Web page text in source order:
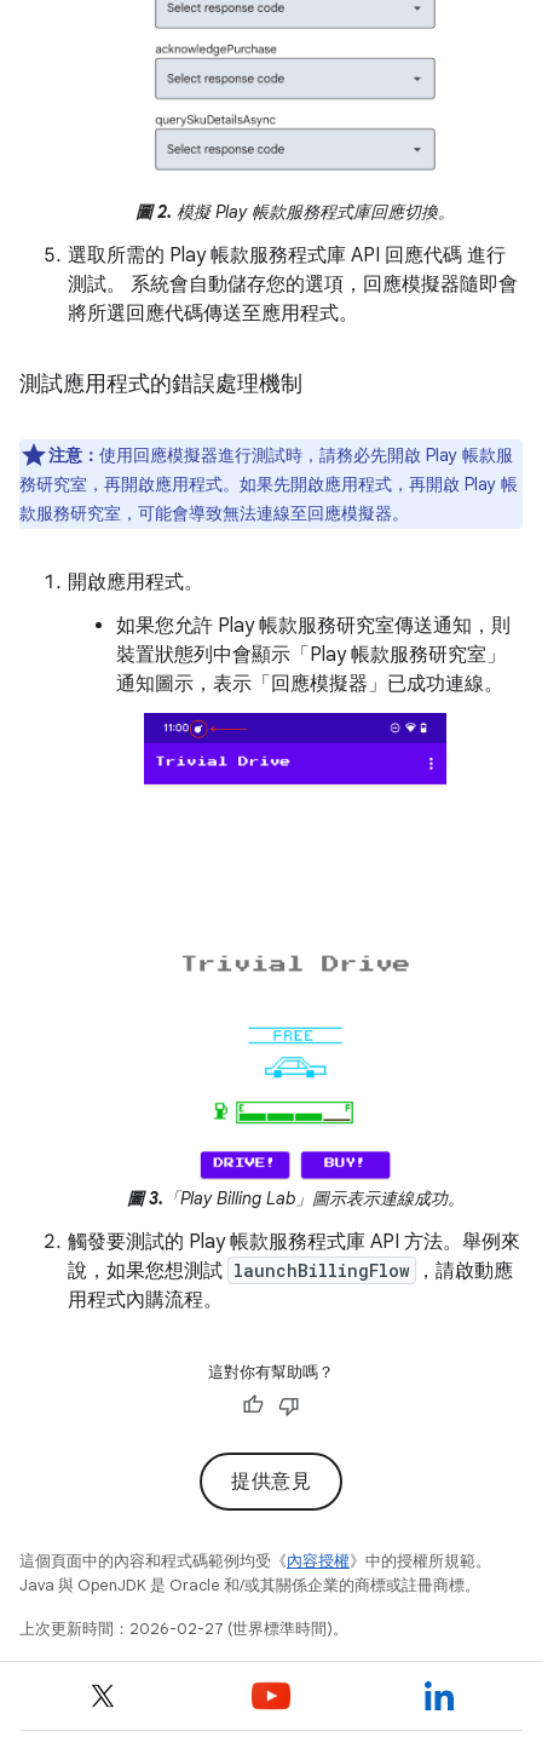
圖 2. 模擬 Play 帳款服務程式庫回應切換。
選取所需的 Play 帳款服務程式庫 API 回應代碼 進行
測試。 系統會自動儲存您的選項，回應模擬器隨即會
將所選回應代碼傳送至應用程式。
測試應用程式的錯誤處理機制
注意： 使用回應模擬器進行測試時，請務必先開啟 Play 帳款服
務研究室，再開啟應用程式。如果先開啟應用程式，再開啟 Play 帳
款服務研究室，可能會導致無法連線至回應模擬器。
開啟應用程式。
如果您允許 Play 帳款服務研究室傳送通知，則
裝置狀態列中會顯示「Play 帳款服務研究室」
通知圖示，表示「回應模擬器」已成功連線。
圖 3. 「Play Billing Lab」圖示表示連線成功。
觸發要測試的 Play 帳款服務程式庫 API 方法。舉例來
說，如果您想測試 launchBillingFlow
，請啟動應
用程式內購流程。
這對你有幫助嗎？
提供意見
這個頁面中的內容和程式碼範例均受《內容授權》中的授權所規範。
Java 與 OpenJDK 是 Oracle 和/或其關係企業的商標或註冊商標。
上次更新時間：2026-02-27 (世界標準時間)。